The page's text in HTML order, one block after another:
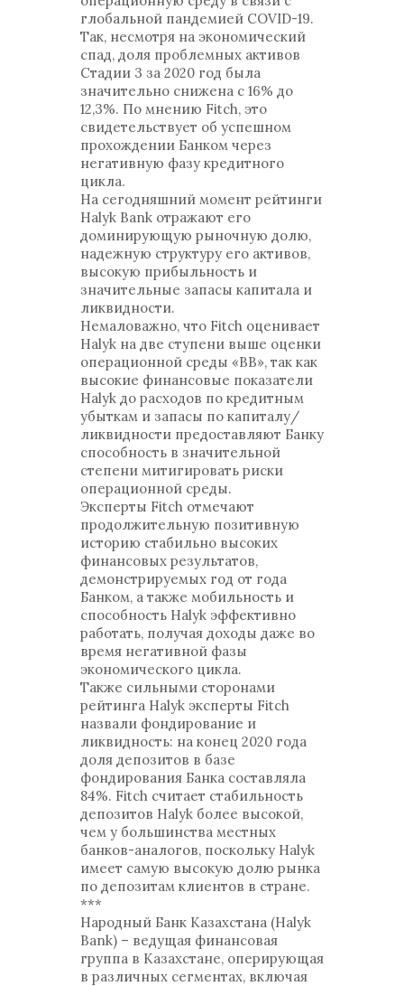
глобальной пандемией COVID-19.
Так, несмотря на экономический
спад, доля проблемных активов
Стадии 3 за 2020 год была
значительно снижена с 16% до
12,3%. По мнению Fitch, это
свидетельствует об успешном
прохождении Банком через
негативную фазу кредитного
цикла.
На сегодняшний момент рейтинги
Halyk Bank отражают его
доминирующую рыночную долю,
надежную структуру его активов,
высокую прибыльность и
значительные запасы капитала и
ликвидности.
Немаловажно, что Fitch оценивает
Halyk на две ступени выше оценки
операционной среды «BB», так как
высокие финансовые показатели
Halyk до расходов по кредитным
убыткам и запасы по капиталу/
ликвидности предоставляют Банку
способность в значительной
степени митигировать риски
операционной среды.
Эксперты Fitch отмечают
продолжительную позитивную
историю стабильно высоких
финансовых результатов,
демонстрируемых год от года
Банком, а также мобильность и
способность Halyk эффективно
работать, получая доходы даже во
время негативной фазы
экономического цикла.
Также сильными сторонами
рейтинга Halyk эксперты Fitch
назвали фондирование и
ликвидность: на конец 2020 года
доля депозитов в базе
фондирования Банка составляла
84%. Fitch считает стабильность
депозитов Halyk более высокой,
чем у большинства местных
банков-аналогов, поскольку Halyk
имеет самую высокую долю рынка
по депозитам клиентов в стране.
***
Народный Банк Казахстана (Halyk
Bank) – ведущая финансовая
группа в Казахстане, оперирующая
в различных сегментах, включая